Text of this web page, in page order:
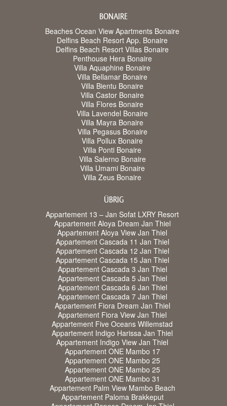
BONAIRE
Beaches Ocean View Apartments Bonaire
Delfins Beach Resort App. Bonaire
Delfins Beach Resort Villas Bonaire
Penthouse Hera Bonaire
Villa Aquaphine Bonaire
Villa Bellamar Bonaire
Villa Bientu Bonaire
Villa Castor Bonaire
Villa Flores Bonaire
Villa Lavendel Bonaire
Villa Mayra Bonaire
Villa Pegasus Bonaire
Villa Pollux Bonaire
Villa Ponti Bonaire
Villa Salerno Bonaire
Villa Umami Bonaire
Villa Zeus Bonaire
ÜBRIG
Appartement 13 – Jan Sofat LXRY Resort
Appartement Aloya Dream Jan Thiel
Appartement Aloya View Jan Thiel
Appartement Cascada 11 Jan Thiel
Appartement Cascada 12 Jan Thiel
Appartement Cascada 15 Jan Thiel
Appartement Cascada 3 Jan Thiel
Appartement Cascada 5 Jan Thiel
Appartement Cascada 6 Jan Thiel
Appartement Cascada 7 Jan Thiel
Appartement Fiora Dream Jan Thiel
Appartement Fiora View Jan Thiel
Appartement Five Oceans Willemstad
Appartement Indigo Harissa Jan Thiel
Appartement Indigo View Jan Thiel
Appartement ONE Mambo 17
Appartement ONE Mambo 25
Appartement ONE Mambo 25
Appartement ONE Mambo 31
Appartement Palm View Mambo Beach
Appartement Paloma Brakkeput